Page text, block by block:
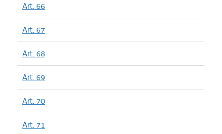
Art. 66
Art. 67
Art. 68
Art. 69
Art. 70
Art. 71